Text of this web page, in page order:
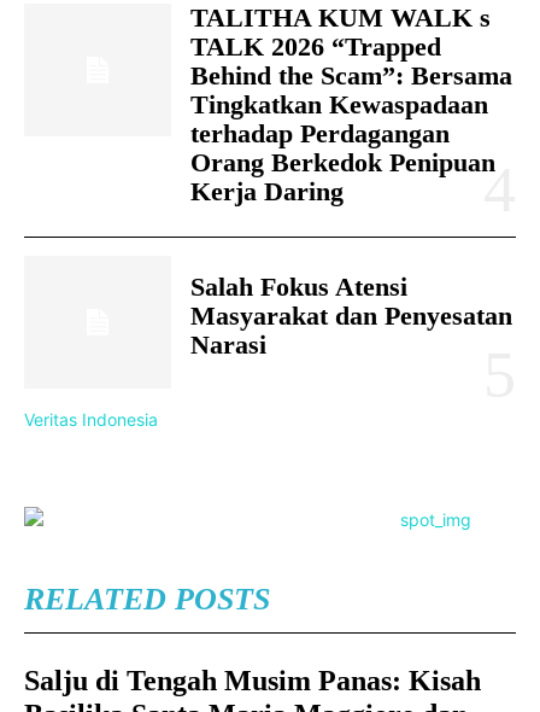
TALITHA KUM WALK s
TALK 2026 “Trapped
Behind the Scam”: Bersama
Tingkatkan Kewaspadaan
terhadap Perdagangan
Orang Berkedok Penipuan
Kerja Daring
Salah Fokus Atensi
Masyarakat dan Penyesatan
Narasi
Veritas Indonesia
RELATED POSTS
Salju di Tengah Musim Panas: Kisah